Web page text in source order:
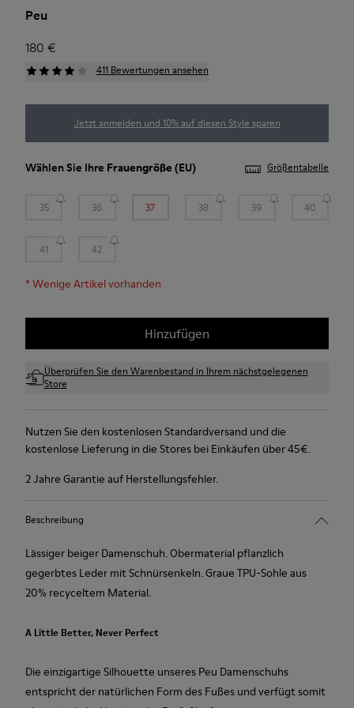
Peu
180 €
411 Bewertungen ansehen
Jetzt anmelden und 10% auf diesen Style sparen
Wählen Sie Ihre Frauengröße (EU) Größentabelle
35 36 37 38 39 40
41 42
*Wenige Artikel vorhanden
Hinzufügen
Überprüfen Sie den Warenbestand in Ihrem nächstgelegenen
Store
Nutzen Sie den kostenlosen Standardversand und die
kostenlose Lieferung in die Stores bei Einkäufen über 45€.
2 Jahre Garantie auf Herstellungsfehler.
Beschreibung
Lässiger beiger Damenschuh. Obermaterial pflanzlich
gegerbtes Leder mit Schnürsenkeln. Graue TPU-Sohle aus
20% recyceltem Material.
A Little Better, Never Perfect
Die einzigartige Silhouette unseres Peu Damenschuhs
entspricht der natürlichen Form des Fußes und verfügt somit